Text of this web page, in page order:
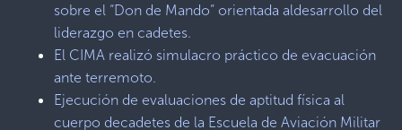
sobre el “Don de Mando” orientada aldesarrollo del
liderazgo en cadetes.
El CIMA realizó simulacro práctico de evacuación
ante terremoto.
Ejecución de evaluaciones de aptitud física al
cuerpo decadetes de la Escuela de Aviación Militar